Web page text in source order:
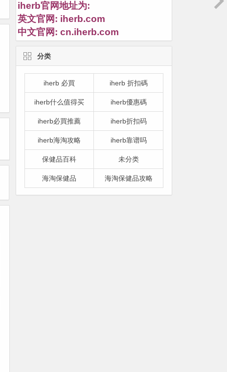
iherb官网地址为:
英文官网: iherb.com
中文官网: cn.iherb.com
分类
iherb 必買 iherb 折扣碼
iherb什么值得买 iherb優惠碼
iherb必買推薦 iherb折扣码
iherb海淘攻略 iherb靠谱吗
保健品百科 未分类
海淘保健品 海淘保健品攻略